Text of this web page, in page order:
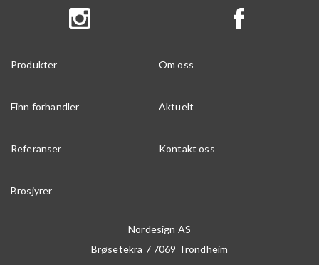
Produkter Om oss
Finn forhandler Aktuelt
Referanser Kontakt oss
Brosjyrer
Nordesign AS
Brøsetekra 7 7069 Trondheim